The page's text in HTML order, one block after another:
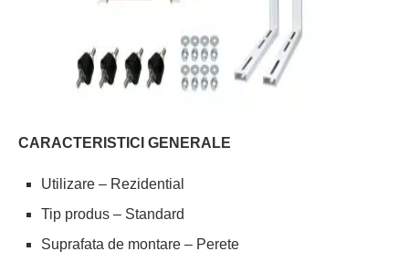
CARACTERISTICI GENERALE
Utilizare – Rezidential
Tip produs – Standard
Suprafata de montare – Perete